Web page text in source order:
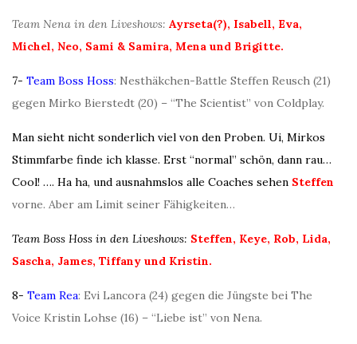
Team Nena in den Liveshows: Ayrseta(?), Isabell, Eva,
Michel, Neo, Sami & Samira, Mena und Brigitte.
7- Team Boss Hoss: Nesthäkchen-Battle Steffen Reusch (21)
gegen Mirko Bierstedt (20) – “The Scientist” von Coldplay.
Man sieht nicht sonderlich viel von den Proben. Ui, Mirkos
Stimmfarbe finde ich klasse. Erst “normal” schön, dann rau…
Cool! …. Ha ha, und ausnahmslos alle Coaches sehen Steffen
vorne. Aber am Limit seiner Fähigkeiten…
Team Boss Hoss in den Liveshows: Steffen, Keye, Rob, Lida,
Sascha, James, Tiffany und Kristin.
8- Team Rea: Evi Lancora (24) gegen die Jüngste bei The
Voice Kristin Lohse (16) – “Liebe ist” von Nena.